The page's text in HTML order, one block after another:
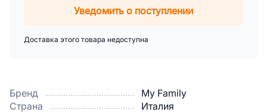
Бренд
My Family
Страна
Италия
Уведомить о поступлении
Доставка этого товара недоступна